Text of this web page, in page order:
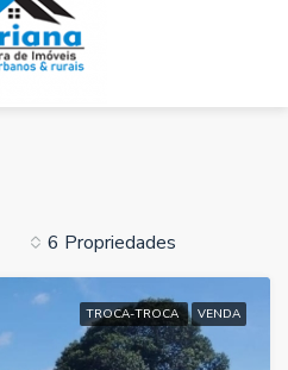
6 Propriedades
TROCA-TROCA VENDA